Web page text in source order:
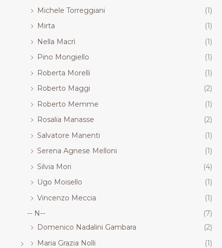
Michele Torreggiani
(1)
Mirta
(1)
Nella Macrì
(1)
Pino Mongiello
(1)
Roberta Morelli
(1)
Roberto Maggi
(2)
Roberto Memme
(1)
Rosalia Manasse
(2)
Salvatore Manenti
(1)
Serena Agnese Melloni
(1)
Silvia Mori
(4)
Ugo Moisello
(1)
Vincenzo Meccia
(1)
-- N--
(7)
Domenico Nadalini Gambara
(2)
Maria Grazia Nolli
(1)